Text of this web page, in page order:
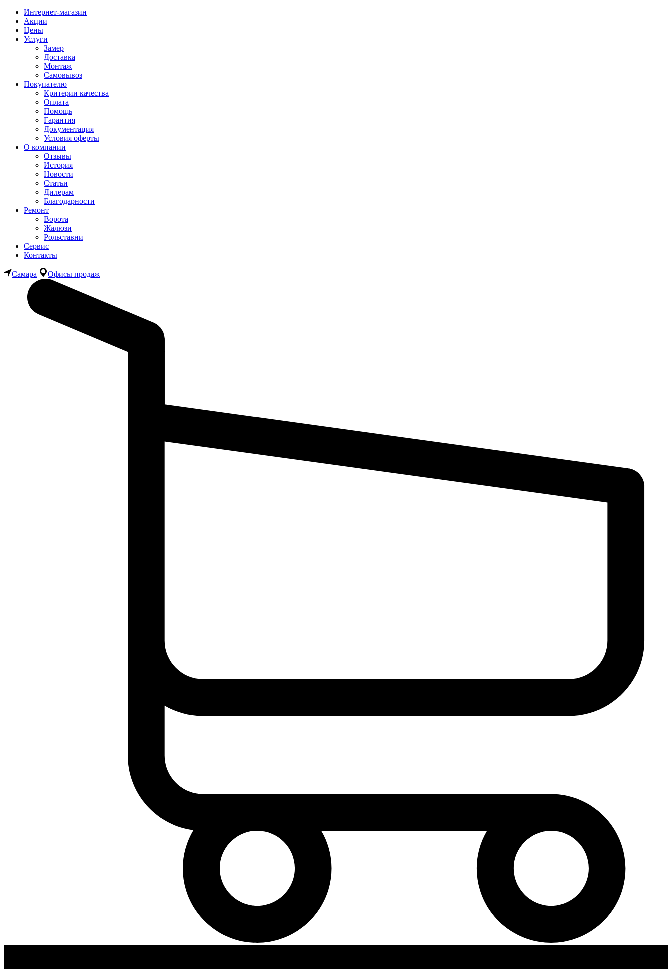
Интернет-магазин
Акции
Цены
Услуги
Замер
Доставка
Монтаж
Самовывоз
Покупателю
Критерии качества
Оплата
Помощь
Гарантия
Документация
Условия оферты
О компании
Отзывы
История
Новости
Статьи
Дилерам
Благодарности
Ремонт
Ворота
Жалюзи
Рольставни
Сервис
Контакты
Самара Офисы продаж